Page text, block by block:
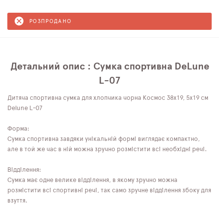
РОЗПРОДАНО
Детальний опис : Сумка спортивна DeLune
L-07
Дитяча спортивна сумка для хлопчика чорна Космос 38х19, 5х19 см
Delune L-07
Форма:
Сумка спортивна завдяки унікальній формі виглядає компактно,
але в той же час в ній можна зручно розмістити всі необхідні речі.
Відділення:
Сумка має одне велике відділення, в якому зручно можна
розмістити всі спортивні речі, так само зручне відділення збоку для
взуття.